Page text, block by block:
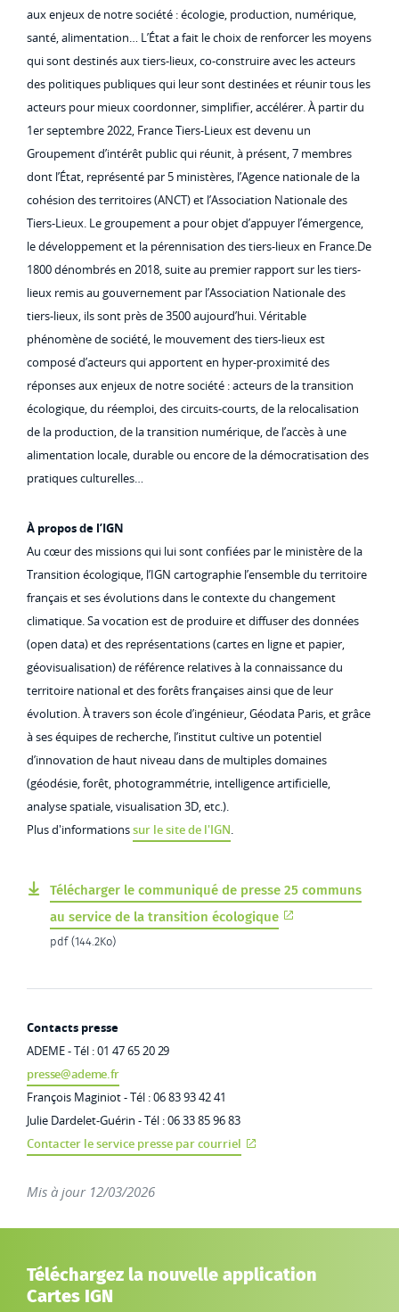
aux enjeux de notre société : écologie, production, numérique,
santé, alimentation… L’État a fait le choix de renforcer les moyens
qui sont destinés aux tiers-lieux, co-construire avec les acteurs
des politiques publiques qui leur sont destinées et réunir tous les
acteurs pour mieux coordonner, simplifier, accélérer. À partir du
1er septembre 2022, France Tiers-Lieux est devenu un
Groupement d’intérêt public qui réunit, à présent, 7 membres
dont l’État, représenté par 5 ministères, l’Agence nationale de la
cohésion des territoires (ANCT) et l’Association Nationale des
Tiers-Lieux. Le groupement a pour objet d’appuyer l’émergence,
le développement et la pérennisation des tiers-lieux en France.De
1800 dénombrés en 2018, suite au premier rapport sur les tiers-
lieux remis au gouvernement par l’Association Nationale des
tiers-lieux, ils sont près de 3500 aujourd’hui. Véritable
phénomène de société, le mouvement des tiers-lieux est
composé d’acteurs qui apportent en hyper-proximité des
réponses aux enjeux de notre société : acteurs de la transition
écologique, du réemploi, des circuits-courts, de la relocalisation
de la production, de la transition numérique, de l’accès à une
alimentation locale, durable ou encore de la démocratisation des
pratiques culturelles…
À propos de l’IGN
Au cœur des missions qui lui sont confiées par le ministère de la
Transition écologique, l’IGN cartographie l’ensemble du territoire
français et ses évolutions dans le contexte du changement
climatique. Sa vocation est de produire et diffuser des données
(open data) et des représentations (cartes en ligne et papier,
géovisualisation) de référence relatives à la connaissance du
territoire national et des forêts françaises ainsi que de leur
évolution. À travers son école d’ingénieur, Géodata Paris, et grâce
à ses équipes de recherche, l’institut cultive un potentiel
d’innovation de haut niveau dans de multiples domaines
(géodésie, forêt, photogrammétrie, intelligence artificielle,
analyse spatiale, visualisation 3D, etc.).
Plus d'informationssur le site de l'IGN.
Télécharger le communiqué de presse 25 communs
au service de la transition écologique
pdf (144.2Ko)
Contacts presse
ADEME -Tél : 01 47652029
presse@ademe.fr
François Maginiot - Tél : 06 83 93 42 41
Julie Dardelet-Guérin - Tél : 06 33 85 96 83
Contacter le service presse par courriel
Mis à jour 12/03/2026
Téléchargez la nouvelle application
Cartes IGN